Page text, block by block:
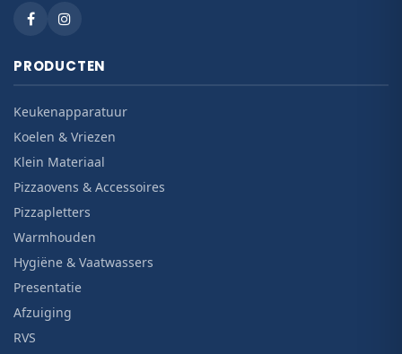
PRODUCTEN
Keukenapparatuur
Koelen & Vriezen
Klein Materiaal
Pizzaovens & Accessoires
Pizzapletters
Warmhouden
Hygiëne & Vaatwassers
Presentatie
Afzuiging
RVS